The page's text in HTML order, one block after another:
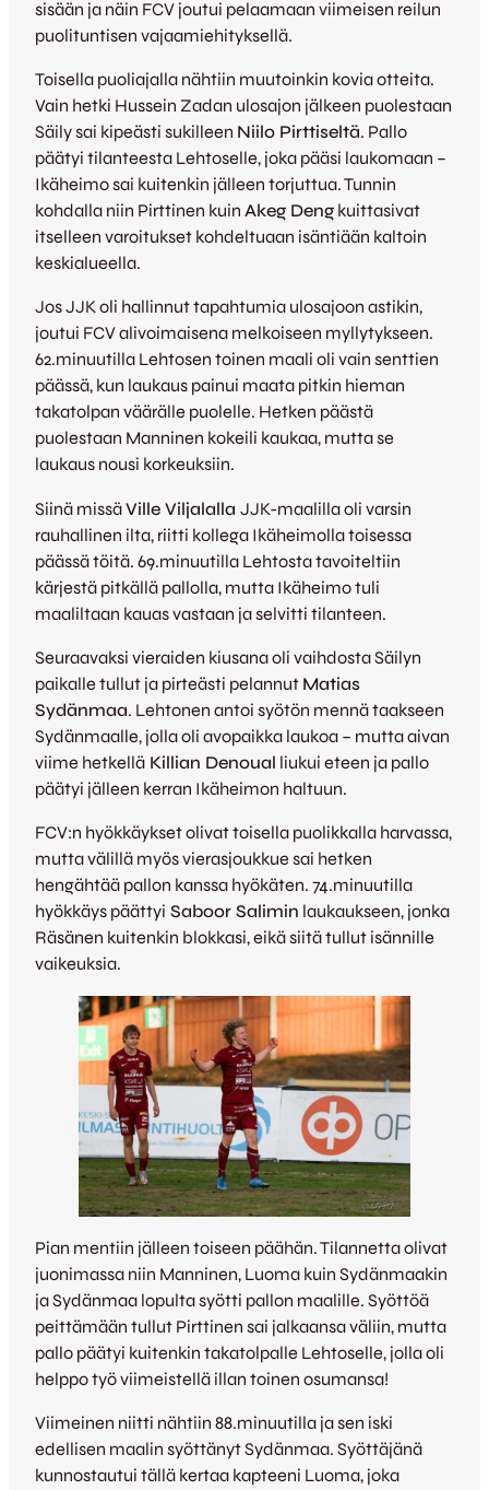
sisään ja näin FCV joutui pelaamaan viimeisen reilun
puolituntisen vajaamiehityksellä.
Toisella puoliajalla nähtiin muutoinkin kovia otteita.
Vain hetki Hussein Zadan ulosajon jälkeen puolestaan
Säily sai kipeästi sukilleen Niilo Pirttiseltä. Pallo
päätyi tilanteesta Lehtoselle, joka pääsi laukomaan –
Ikäheimo sai kuitenkin jälleen torjuttua. Tunnin
kohdalla niin Pirttinen kuin Akeg Deng kuittasivat
itselleen varoitukset kohdeltuaan isäntiään kaltoin
keskialueella.
Jos JJK oli hallinnut tapahtumia ulosajoon astikin,
joutui FCV alivoimaisena melkoiseen myllytykseen.
62.minuutilla Lehtosen toinen maali oli vain senttien
päässä, kun laukaus painui maata pitkin hieman
takatolpan väärälle puolelle. Hetken päästä
puolestaan Manninen kokeili kaukaa, mutta se
laukaus nousi korkeuksiin.
Siinä missäVille Viljalalla JJK-maalilla oli varsin
rauhallinen ilta, riitti kollega Ikäheimolla toisessa
päässä töitä. 69.minuutilla Lehtosta tavoiteltiin
kärjestä pitkällä pallolla, mutta Ikäheimo tuli
maaliltaan kauas vastaan ja selvitti tilanteen.
Seuraavaksi vieraiden kiusana oli vaihdosta Säilyn
paikalle tullut ja pirteästi pelannut Matias
Sydänmaa. Lehtonen antoi syötön mennä taakseen
Sydänmaalle, jolla oli avopaikka laukoa – mutta aivan
viime hetkellä Killian Denoual liukui eteen ja pallo
päätyi jälleen kerran Ikäheimon haltuun.
FCV:n hyökkäykset olivat toisella puolikkalla harvassa,
mutta välillä myös vierasjoukkue sai hetken
hengähtää pallon kanssa hyökäten. 74.minuutilla
hyökkäys päättyi Saboor Salimin laukaukseen, jonka
Räsänen kuitenkin blokkasi, eikä siitä tullut isännille
vaikeuksia.
Pian mentiin jälleen toiseen päähän. Tilannetta olivat
juonimassa niin Manninen, Luoma kuin Sydänmaakin
ja Sydänmaa lopulta syötti pallon maalille. Syöttöä
peittämään tullut Pirttinen sai jalkaansa väliin, mutta
pallo päätyi kuitenkin takatolpalle Lehtoselle, jolla oli
helppo työ viimeistellä illan toinen osumansa!
Viimeinen niitti nähtiin 88.minuutilla ja sen iski
edellisen maalin syöttänyt Sydänmaa. Syöttäjänä
kunnostautui tällä kertaa kapteeni Luoma, joka